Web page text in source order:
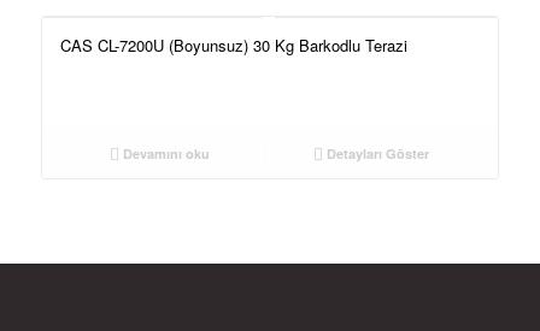
CAS CL-7200U (Boyunsuz) 30 Kg Barkodlu Terazi
Devamını oku Detayları Göster